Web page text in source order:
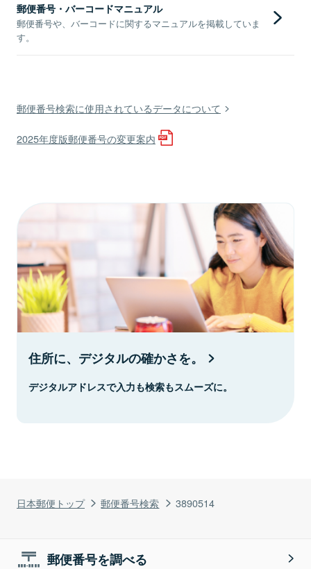
日本郵便トップ 郵便番号検索 3890514
郵便番号・バーコードマニュアル
郵便番号や、バーコードに関するマニュアルを掲載していま
す。
郵便番号検索に使用されているデータについて
2025年度版郵便番号の変更案内
住所に、デジタルの確かさを。
デジタルアドレスで入力も検索もスムーズに。
郵便番号を調べる